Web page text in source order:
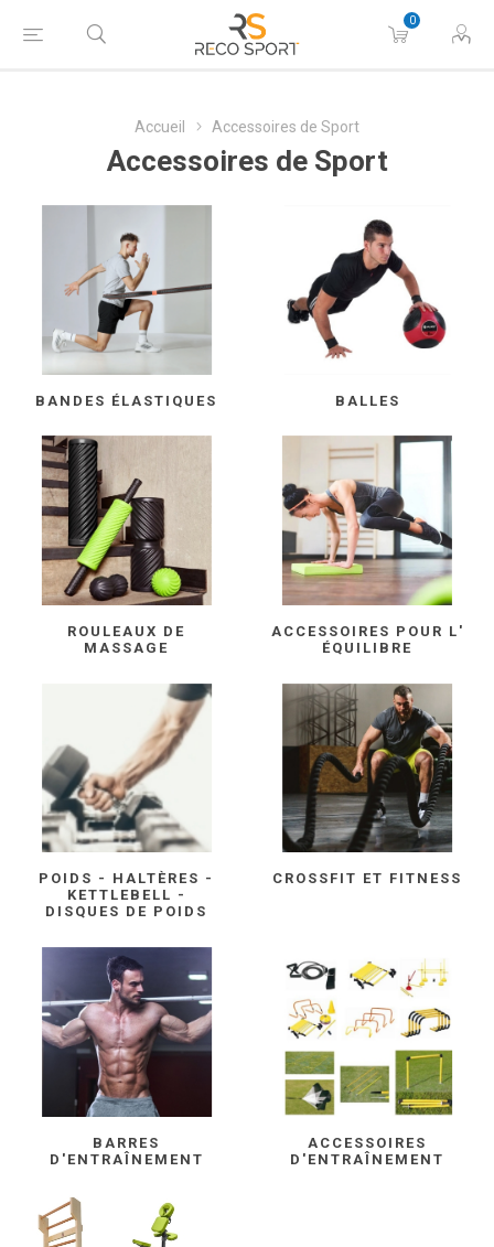
0
Accueil Accessoires de Sport
Accessoires de Sport
BANDES ÉLASTIQUES BALLES
ROULEAUX DE
MASSAGE
ACCESSOIRES POUR L'
ÉQUILIBRE
POIDS - HALTÈRES -
KETTLEBELL -
DISQUES DE POIDS
CROSSFIT ET FITNESS
BARRES
D'ENTRAÎNEMENT
ACCESSOIRES
D'ENTRAÎNEMENT